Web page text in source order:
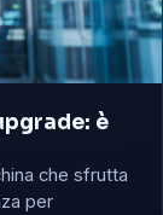
è
che sfrutta
per